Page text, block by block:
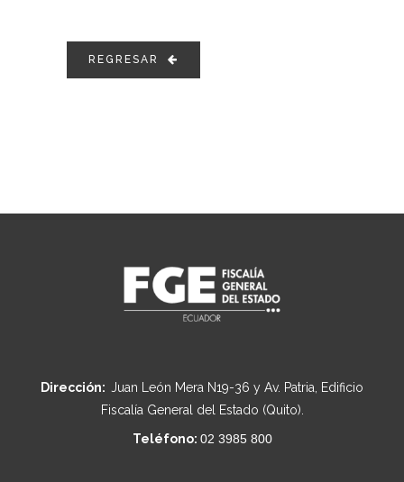
REGRESAR
Dirección: Juan León Mera N19-36 y Av. Patria, Edificio
Fiscalía General del Estado (Quito).
Teléfono: 02 3985 800